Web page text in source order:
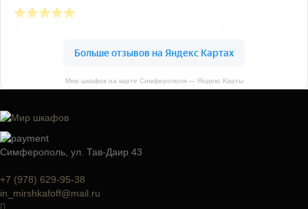
Мир шкафов на карте Симферополя — Яндекс Карты
Симферополь, ул. Тав-Даир 43
+7 (978) 629-95-38
in_mirshkafoff@mail.ru